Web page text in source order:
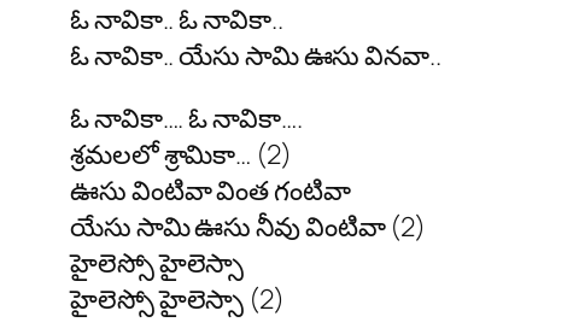
ఓ నావికా.. ఓ నావికా..
ఓ నావికా.. యేసు సామి ఊసు వినవా..
ఓ నావికా…. ఓ నావికా….
శ్రమలలో శ్రామికా… (2)
ఊసు వింటివా వింత గంటివా
యేసు సామి ఊసు నీవు వింటివా (2)
హైలెస్సో హైలెస్సా
హైలెస్సో హైలెస్సా (2)